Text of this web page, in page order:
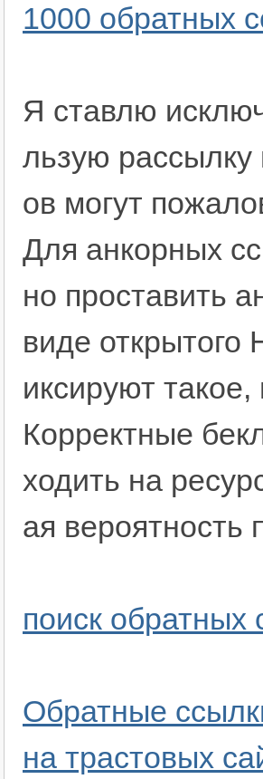
1000 обратных
Я ставлю
льзую
ов могут
Для анкорных
но проставить
виде
иксируют
Корректные
ходить на
ая вероятность
поиск обратных
Обратные
на трастовых